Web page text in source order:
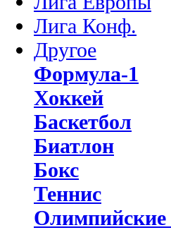
Лига Конф.
Другое
Формула-1
Хоккей
Баскетбол
Биатлон
Бокс
Теннис